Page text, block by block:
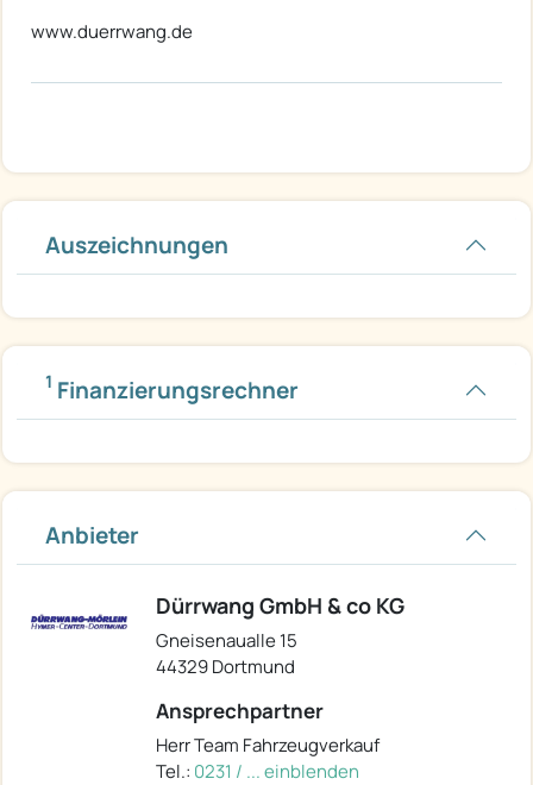
www.duerrwang.de
Auszeichnungen
1 Finanzierungsrechner
Anbieter
Dürrwang GmbH & co KG
Gneisenaualle 15
44329 Dortmund
Ansprechpartner
Herr Team Fahrzeugverkauf
Tel.: 0231 / ... einblenden